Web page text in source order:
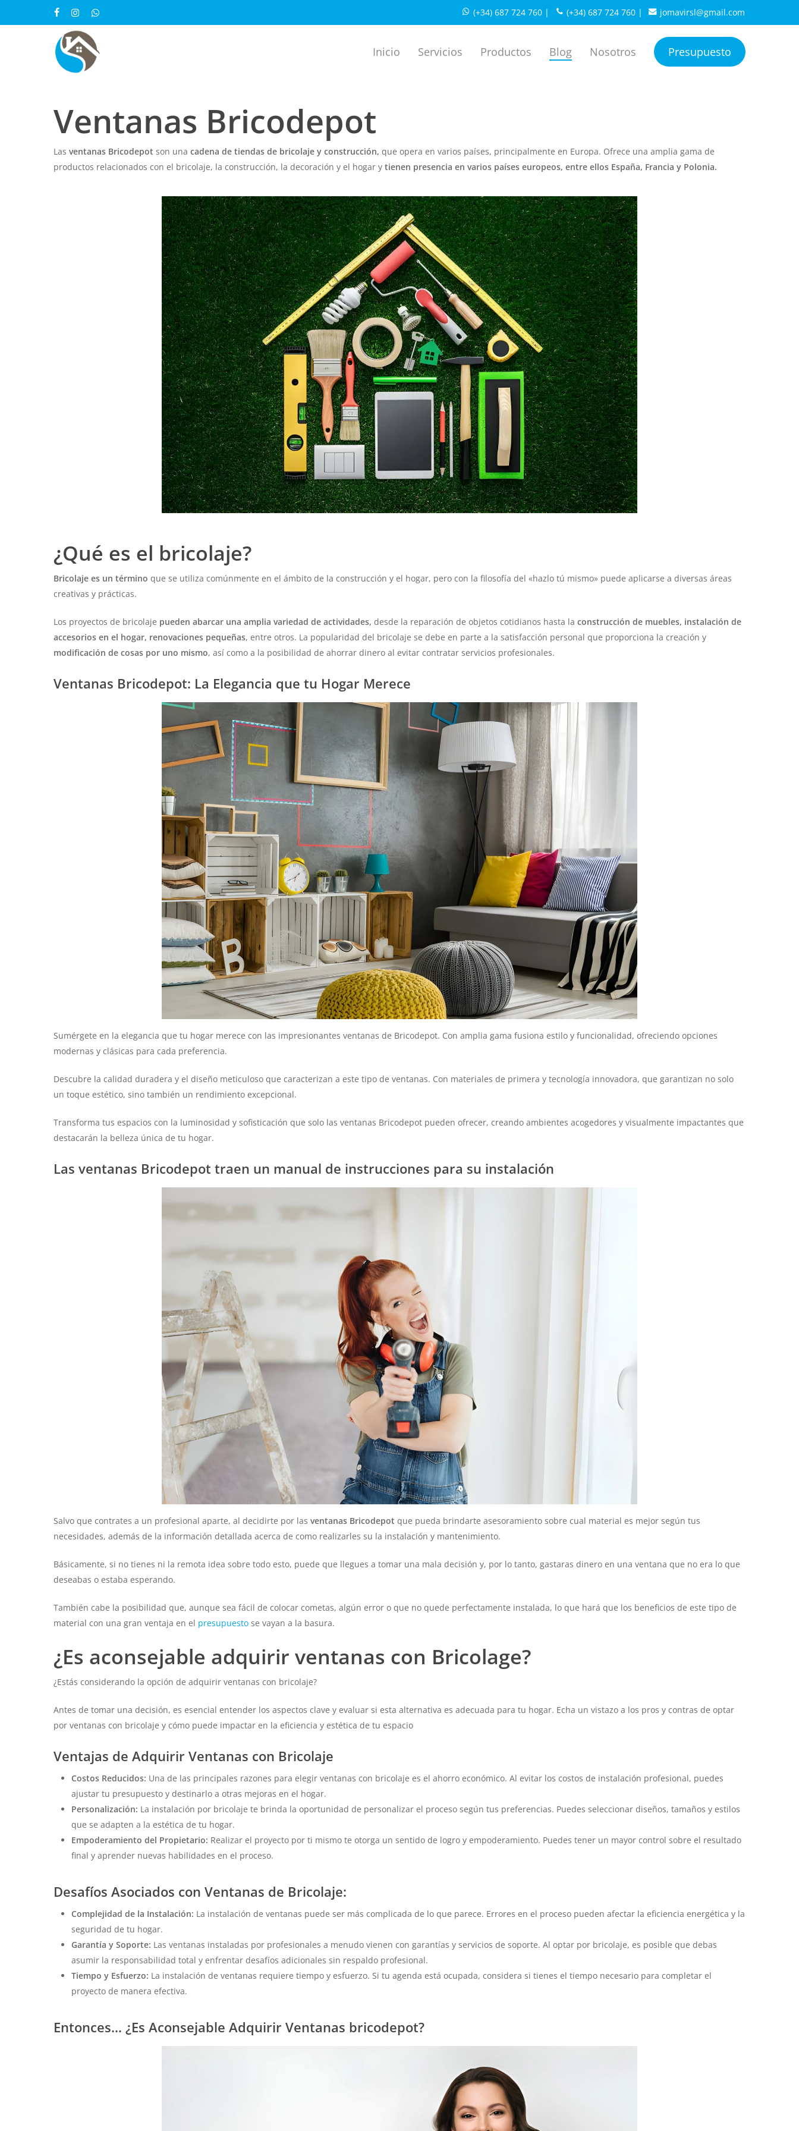
to
facebookinstagramwhatsapp
(+34) 687 724 760 | (+34) 687 724 760 | jomavirsl@gmail.com
Inicio Servicios Productos Blog Nosotros Presupuesto
Ventanas Bricodepot
Las ventanas Bricodepot son una cadena de tiendas de bricolaje y construcción, que opera en varios países, principalmente en Europa. Ofrece una amplia gama de
productos relacionados con el bricolaje, la construcción, la decoración y el hogar y tienen presencia en varios países europeos, entre ellos España, Francia y Polonia.
¿Qué es el bricolaje?
Bricolaje es un término que se utiliza comúnmente en el ámbito de la construcción y el hogar, pero con la filosofía del «hazlo tú mismo» puede aplicarse a diversas áreas
creativas y prácticas.
Los proyectos de bricolaje pueden abarcar una amplia variedad de actividades, desde la reparación de objetos cotidianos hasta la construcción de muebles, instalación de
accesorios en el hogar, renovaciones pequeñas, entre otros. La popularidad del bricolaje se debe en parte a la satisfacción personal que proporciona la creación y
modificación de cosas por uno mismo, así como a la posibilidad de ahorrar dinero al evitar contratar servicios profesionales.
Ventanas Bricodepot: La Elegancia que tu Hogar Merece
Sumérgete en la elegancia que tu hogar merece con las impresionantes ventanas de Bricodepot. Con amplia gama fusiona estilo y funcionalidad, ofreciendo opciones
modernas y clásicas para cada preferencia.
Descubre la calidad duradera y el diseño meticuloso que caracterizan a este tipo de ventanas. Con materiales de primera y tecnología innovadora, que garantizan no solo
un toque estético, sino también un rendimiento excepcional.
Transforma tus espacios con la luminosidad y sofisticación que solo las ventanas Bricodepot pueden ofrecer, creando ambientes acogedores y visualmente impactantes que
destacarán la belleza única de tu hogar.
Las ventanas Bricodepot traen un manual de instrucciones para su instalación
Salvo que contrates a un profesional aparte, al decidirte por las ventanas Bricodepot que pueda brindarte asesoramiento sobre cual material es mejor según tus
necesidades, además de la información detallada acerca de como realizarles su la instalación y mantenimiento.
Básicamente, si no tienes ni la remota idea sobre todo esto, puede que llegues a tomar una mala decisión y, por lo tanto, gastaras dinero en una ventana que no era lo que
deseabas o estaba esperando.
También cabe la posibilidad que, aunque sea fácil de colocar cometas, algún error o que no quede perfectamente instalada, lo que hará que los beneficios de este tipo de
material con una gran ventaja en el presupuesto se vayan a la basura.
¿Es aconsejable adquirir ventanas con Bricolage?
¿Estás considerando la opción de adquirir ventanas con bricolaje?
Antes de tomar una decisión, es esencial entender los aspectos clave y evaluar si esta alternativa es adecuada para tu hogar. Echa un vistazo a los pros y contras de optar
por ventanas con bricolaje y cómo puede impactar en la eficiencia y estética de tu espacio
Ventajas de Adquirir Ventanas con Bricolaje
Costos Reducidos: Una de las principales razones para elegir ventanas con bricolaje es el ahorro económico. Al evitar los costos de instalación profesional, puedes
ajustar tu presupuesto y destinarlo a otras mejoras en el hogar.
Personalización: La instalación por bricolaje te brinda la oportunidad de personalizar el proceso según tus preferencias. Puedes seleccionar diseños, tamaños y estilos
que se adapten a la estética de tu hogar.
Empoderamiento del Propietario: Realizar el proyecto por ti mismo te otorga un sentido de logro y empoderamiento. Puedes tener un mayor control sobre el resultado
final y aprender nuevas habilidades en el proceso.
Desafíos Asociados con Ventanas de Bricolaje:
Complejidad de la Instalación: La instalación de ventanas puede ser más complicada de lo que parece. Errores en el proceso pueden afectar la eficiencia energética y la
seguridad de tu hogar.
Garantía y Soporte: Las ventanas instaladas por profesionales a menudo vienen con garantías y servicios de soporte. Al optar por bricolaje, es posible que debas
asumir la responsabilidad total y enfrentar desafíos adicionales sin respaldo profesional.
Tiempo y Esfuerzo: La instalación de ventanas requiere tiempo y esfuerzo. Si tu agenda está ocupada, considera si tienes el tiempo necesario para completar el
proyecto de manera efectiva.
Entonces… ¿Es Aconsejable Adquirir Ventanas bricodepot?